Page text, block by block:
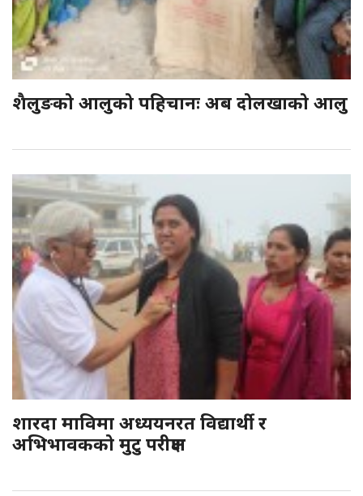
शैलुङको आलुको पहिचानः अब दोलखाको आलु
शारदा माविमा अध्ययनरत विद्यार्थी र
अभिभावकको मुटु परीक्षण